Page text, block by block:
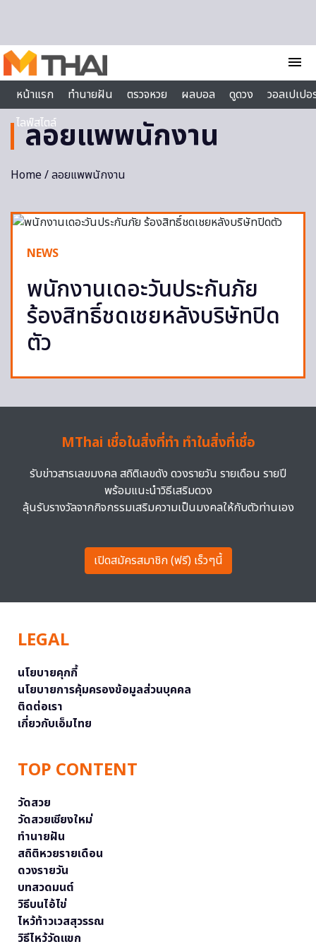
menu
หน้าแรก
ทำนายฝัน ตรวจหวย ผลบอล ดูดวง
วอลเปเป
ไลฟ์สไตล์
ลอยแพพนักงาน
Home/ ลอยแพพนักงาน
NEWS
พนักงานเดอะวันประกันภัย
ร้องสิทธิ์ชดเชยหลังบริษัทปิด
ตัว
MThai เชื่อในสิ่งที่ทำ ทำในสิ่งที่เชื่อ
รับข่าวสารเลขมงคล สถิติเลขดัง ดวงรายวัน รายเดือน รายปี
พร้อมแนะนำวิธีเสริมดวง
ลุ้นรับรางวัลจากกิจกรรมเสริมความเป็นมงคลให้กับตัวท่านเอง
เปิดสมัครสมาชิก (ฟรี) เร็วๆนี้
LEGAL
นโยบายคุกกี้
นโยบายการคุ้มครองข้อมูลส่วนบุคคล
ติดต่อเรา
เกี่ยวกับเอ็มไทย
TOP CONTENT
วัดสวย
วัดสวยเชียงใหม่
ทำนายฝัน
สถิติหวยรายเดือน
ดวงรายวัน
บทสวดมนต์
วิธีบนไอ้ไข่
ไหว้ท้าวเวสสุวรรณ
วิธีไหว้วัดแขก